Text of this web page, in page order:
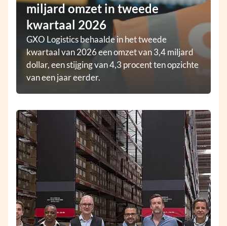
miljard omzet in tweede
kwartaal 2026
GXO Logistics behaalde in het tweede
kwartaal van 2026 een omzet van 3,4 miljard
dollar, een stijging van 4,3 procent ten opzichte
van een jaar eerder.